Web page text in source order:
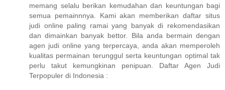
memang selalu berikan kemudahan dan keuntungan bagi
semua pemainnnya. Kami akan memberikan daftar situs
judi online paling ramai yang banyak di rekomendasikan
dan dimainkan banyak bettor. Bila anda bermain dengan
agen judi online yang terpercaya, anda akan memperoleh
kualitas permainan terunggul serta keuntungan optimal tak
perlu takut kemungkinan penipuan. Daftar Agen Judi
Terpopuler di Indonesia :